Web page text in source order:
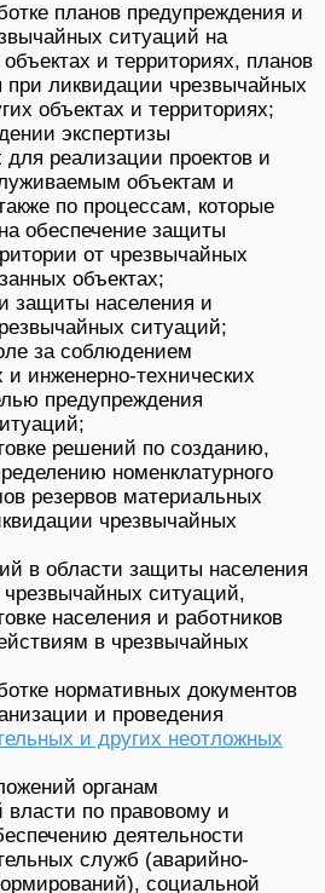
планов предупреждения и
ситуаций на
и территориях, планов
при ликвидации чрезвычайных
объектах и территориях;
экспертизы
реализации проектов и
объектам и
по процессам, которые
обеспечение защиты
от чрезвычайных
объектах;
защиты населения и
ситуаций;
за соблюдением
и инженерно-технических
предупреждения
решений по созданию,
номенклатурного
резервов материальных
чрезвычайных
в области защиты населения
чрезвычайных ситуаций,
населения и работников
в чрезвычайных
нормативных документов
и проведения
и других неотложных
органам
власти по правовому и
деятельности
служб (аварийно-
социальной